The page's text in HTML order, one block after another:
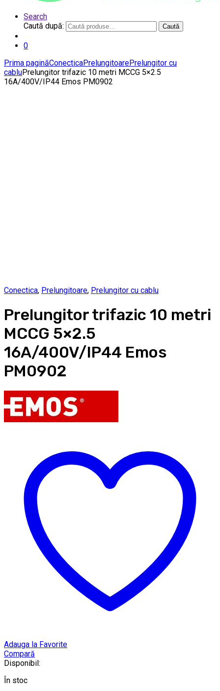
Search
Caută după:
Caută
0
Prima paginăConecticaPrelungitoarePrelungitor cu
cabluPrelungitor trifazic 10 metri MCCG 5×2.5
16A/400V/IP44 Emos PM0902
Conectica, Prelungitoare, Prelungitor cu cablu
Prelungitor trifazic 10 metri
MCCG 5×2.5
16A/400V/IP44 Emos
PM0902
Adauga la Favorite
Compară
Disponibil:
În stoc